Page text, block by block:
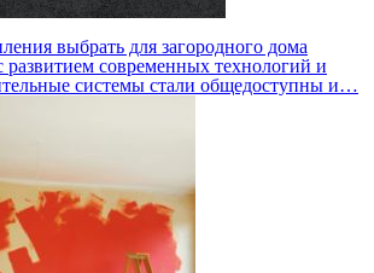
выбрать для загородного дома
развитием современных технологий и
системы стали общедоступны и…